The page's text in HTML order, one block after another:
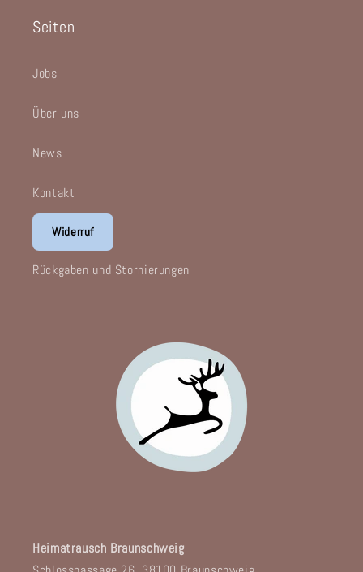
Seiten
Jobs
Über uns
News
Kontakt
Widerruf
Rückgaben und Stornierungen
Heimatrausch Braunschweig